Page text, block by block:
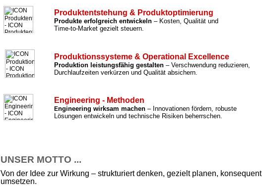
Produktentstehung & Produktoptimierung
Produkte erfolgreich entwickeln – Kosten, Qualität und
Time-to-Market gezielt steuern.
Produktionssysteme & Operational Excellence
Produktion leistungsfähig gestalten – Verschwendung reduzieren,
Durchlaufzeiten verkürzen und Qualität absichern.
Engineering - Methoden
Engineering wirksam machen – Innovationen fördern, robuste
Lösungen entwickeln und technische Risiken beherrschen.
UNSER MOTTO ...
Von der Idee zur Wirkung – strukturiert denken, gezielt planen, konsequent
umsetzen.